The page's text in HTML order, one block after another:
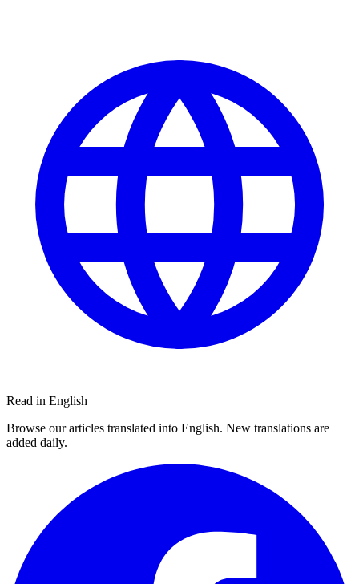
Read in English
Browse our articles translated into English. New translations are
added daily.